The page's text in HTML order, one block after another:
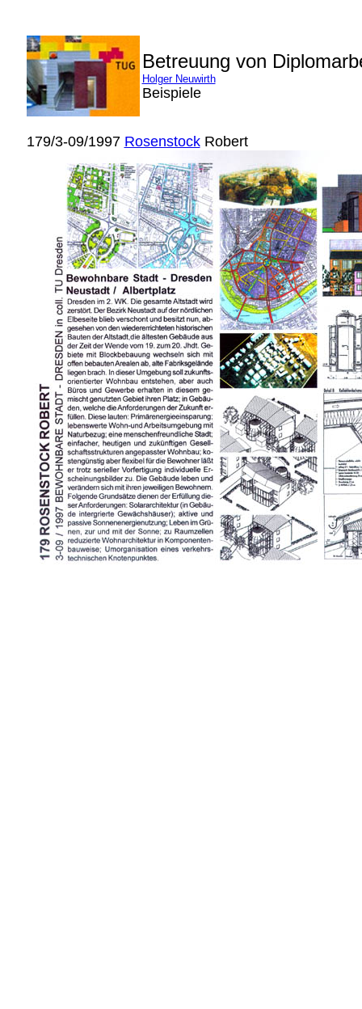
Betreuung von
Holger Neuwirth
Beispiele
179/3-09/1997 RosenstockRobert